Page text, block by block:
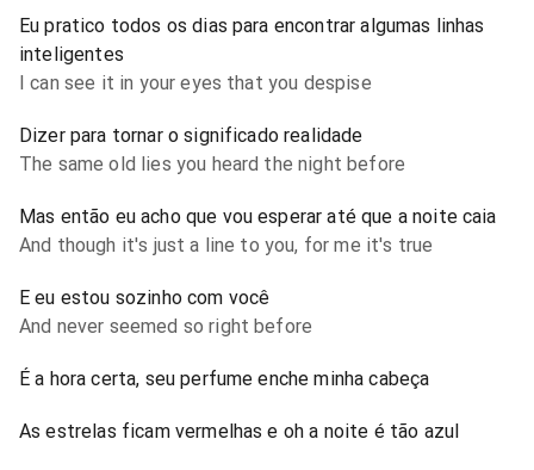
Eu pratico todos os dias para encontrar algumas linhas
inteligentes
I can see it in your eyes that you despise
Dizer para tornar o significado realidade
The same old lies you heard the night before
Mas então eu acho que vou esperar até que a noite caia
And though it's just a line to you, for me it's true
E eu estou sozinho com você
And never seemed so right before
É a hora certa, seu perfume enche minha cabeça
As estrelas ficam vermelhas e oh a noite é tão azul